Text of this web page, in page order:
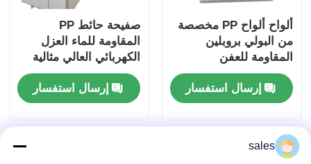
ألواح ألواح PP مخصصة
من البولي بروبلين
المقاومة للعفن
إرسال استفسار
صفيحة حائط PP
المقاومة للماء العزل
الكهربائي العالي مثالية
للجدران التقسيمية التي
تقدم خصائص دائمة
وقابلة للماء
إرسال استفسار
sales